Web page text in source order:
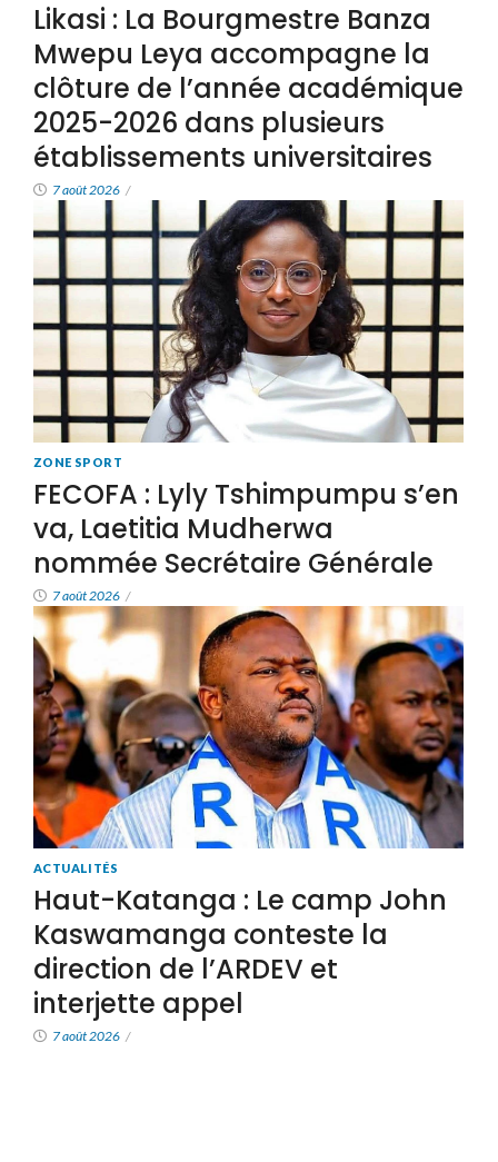
Likasi : La Bourgmestre Banza
Mwepu Leya accompagne la
clôture de l’année académique
2025-2026 dans plusieurs
établissements universitaires
7 août 2026 /
ZONE SPORT
FECOFA : Lyly Tshimpumpu s’en
va, Laetitia Mudherwa
nommée Secrétaire Générale
7 août 2026 /
ACTUALITÉS
Haut-Katanga : Le camp John
Kaswamanga conteste la
direction de l’ARDEV et
interjette appel
7 août 2026 /